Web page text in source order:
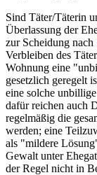
Sind Täter/Täterin
Überlassung der
zur Scheidung nach
Verbleiben des
Wohnung eine
gesetzlich geregelt
eine solche
dafür reichen auch
regelmäßig die
werden; eine
als "mildere
Gewalt unter
der Regel nicht in